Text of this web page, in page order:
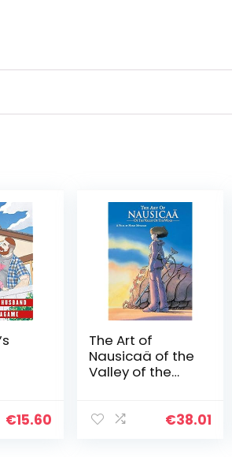
€15.60
The Art of
Nausicaä of the
Valley of the
€38.01